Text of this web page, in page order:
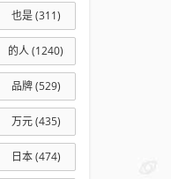
也是(311)
的人(1240)
品牌(529)
万元(435)
日本(474)